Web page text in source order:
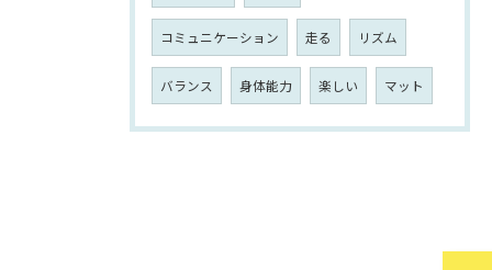
コミュニケーション 走る リズム
バランス 身体能力 楽しい マット